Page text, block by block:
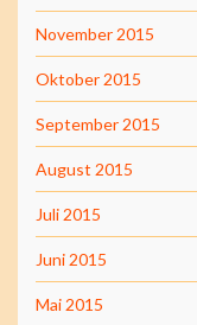
November 2015
Oktober 2015
September 2015
August 2015
Juli 2015
Juni 2015
Mai 2015